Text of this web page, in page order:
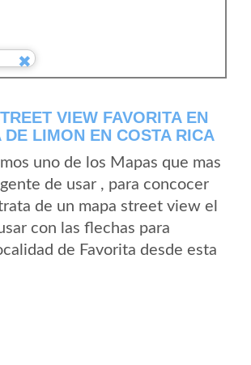
VIEW FAVORITA EN
DE LIMON EN COSTA RICA
uno de los Mapas que mas
de usar , para concocer
de un mapa street view el
con las flechas para
de Favorita desde esta